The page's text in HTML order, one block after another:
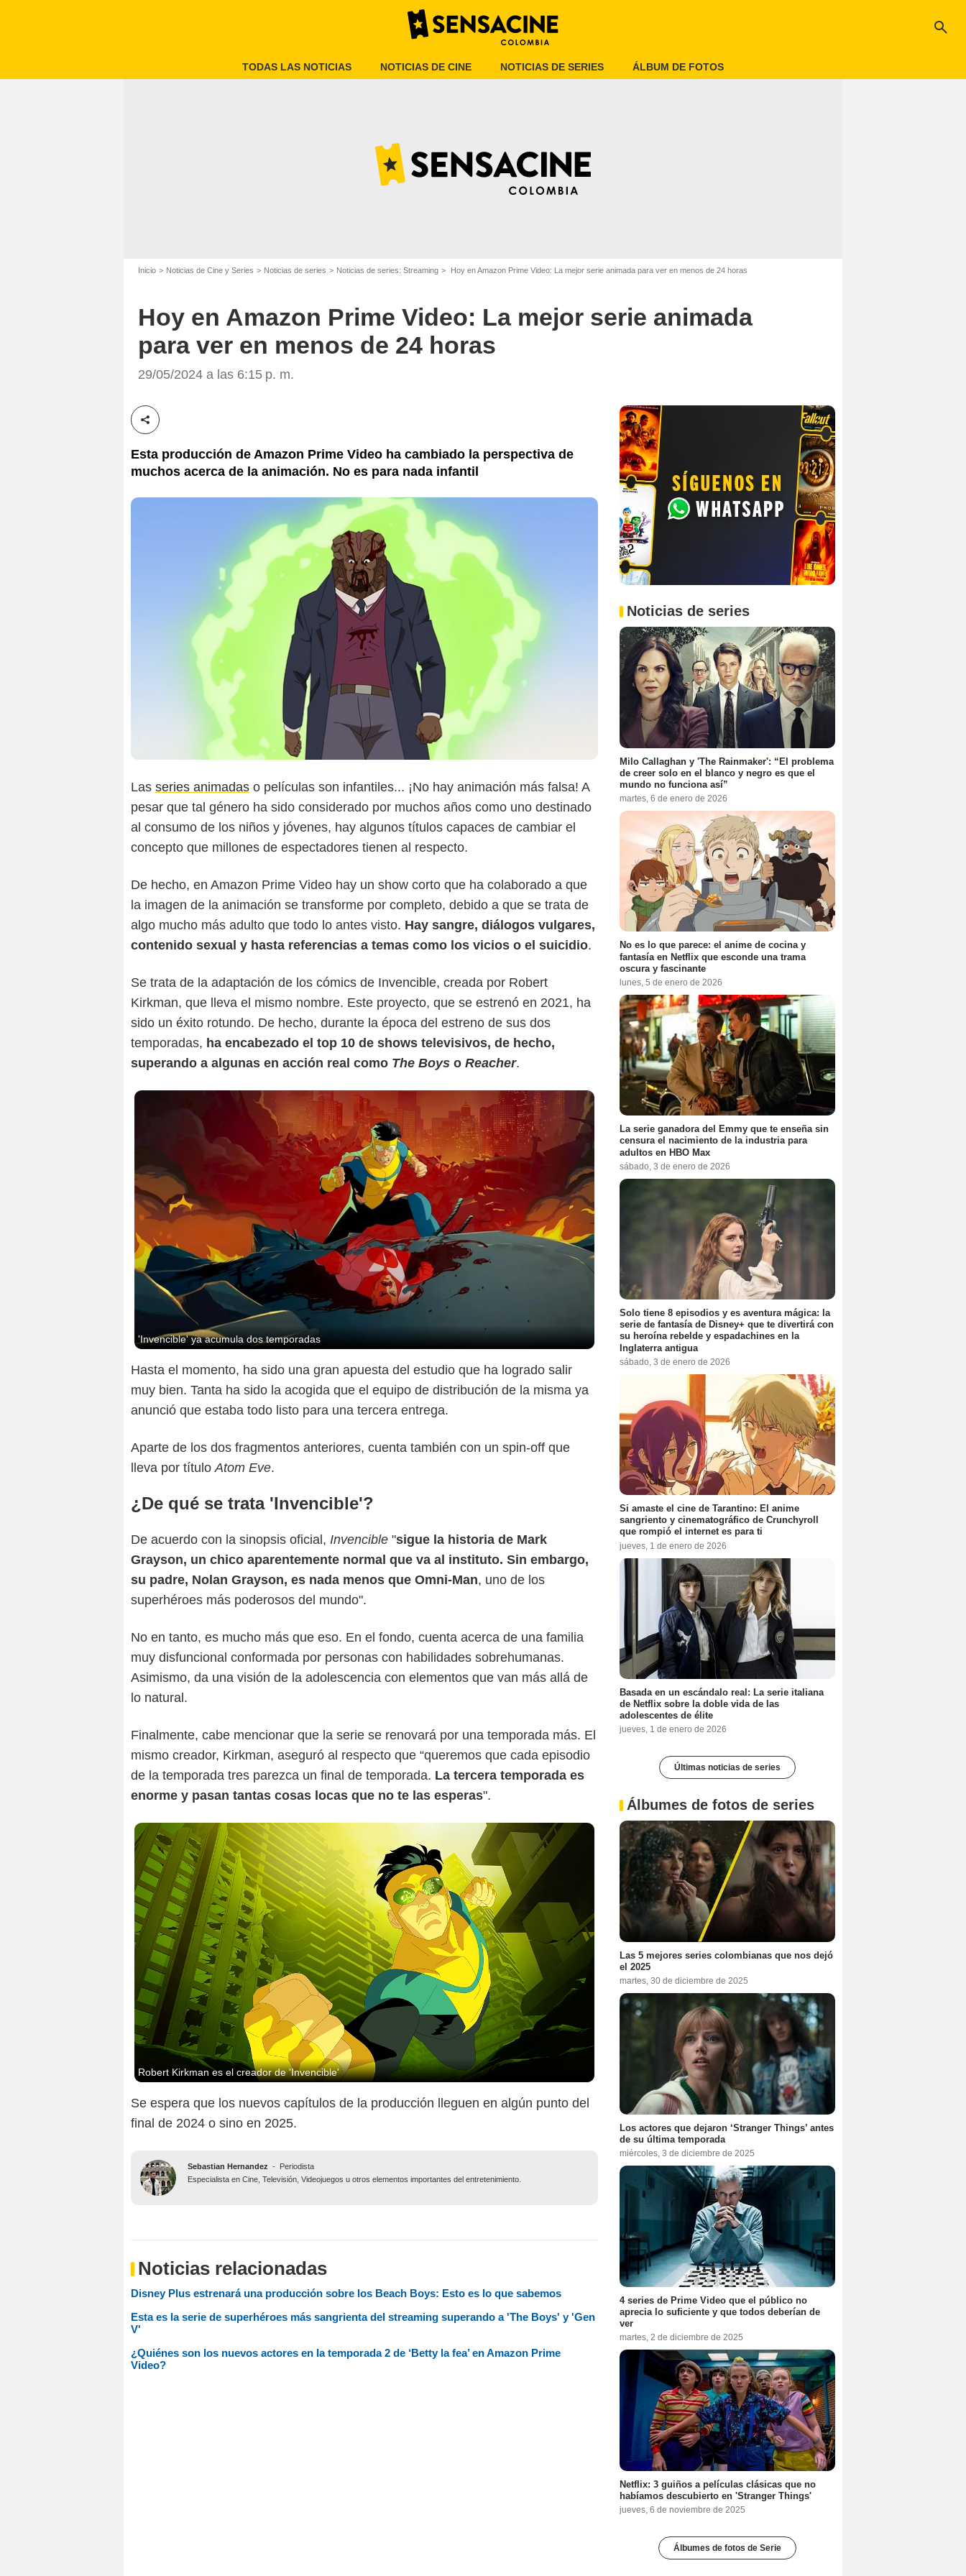
search
TODAS LAS NOTICIAS NOTICIAS DE CINE NOTICIAS DE SERIES ÁLBUM DE FOTOS
Inicio Noticias de Cine y Series Noticias de series Noticias de series: Streaming Hoy en Amazon Prime Video: La mejor serie animada para ver en menos de 24 horas
Hoy en Amazon Prime Video: La mejor serie animada
para ver en menos de 24 horas
29/05/2024 a las 6:15 p. m.
Compartir esta noticia
Esta producción de Amazon Prime Video ha cambiado la perspectiva de
muchos acerca de la animación. No es para nada infantil
Las series animadas o películas son infantiles... ¡No hay animación más falsa! A
pesar que tal género ha sido considerado por muchos años como uno destinado
al consumo de los niños y jóvenes, hay algunos títulos capaces de cambiar el
concepto que millones de espectadores tienen al respecto.
De hecho, en Amazon Prime Video hay un show corto que ha colaborado a que
la imagen de la animación se transforme por completo, debido a que se trata de
algo mucho más adulto que todo lo antes visto. Hay sangre, diálogos vulgares,
contenido sexual y hasta referencias a temas como los vicios o el suicidio.
Se trata de la adaptación de los cómics de Invencible, creada por Robert
Kirkman, que lleva el mismo nombre. Este proyecto, que se estrenó en 2021, ha
sido un éxito rotundo. De hecho, durante la época del estreno de sus dos
temporadas, ha encabezado el top 10 de shows televisivos, de hecho,
superando a algunas en acción real como The Boys o Reacher.
'Invencible' ya acumula dos temporadas
Hasta el momento, ha sido una gran apuesta del estudio que ha logrado salir
muy bien. Tanta ha sido la acogida que el equipo de distribución de la misma ya
anunció que estaba todo listo para una tercera entrega.
Aparte de los dos fragmentos anteriores, cuenta también con un spin-off que
lleva por títuloAtom Eve.
¿De qué se trata 'Invencible'?
De acuerdo con la sinopsis oficial, Invencible "sigue la historia de Mark
Grayson, un chico aparentemente normal que va al instituto. Sin embargo,
su padre, Nolan Grayson, es nada menos que Omni-Man, uno de los
superhéroes más poderosos del mundo".
No en tanto, es mucho más que eso. En el fondo, cuenta acerca de una familia
muy disfuncional conformada por personas con habilidades sobrehumanas.
Asimismo, da una visión de la adolescencia con elementos que van más allá de
lo natural.
Finalmente, cabe mencionar que la serie se renovará por una temporada más. El
mismo creador, Kirkman, aseguró al respecto que “queremos que cada episodio
de la temporada tres parezca un final de temporada. La tercera temporada es
enorme y pasan tantas cosas locas que no te las esperas".
Robert Kirkman es el creador de 'Invencible'
Se espera que los nuevos capítulos de la producción lleguen en algún punto del
final de 2024 o sino en 2025.
Sebastian Hernandez - Periodista
Especialista en Cine, Televisión, Videojuegos u otros elementos importantes del entretenimiento.
Noticias relacionadas
Disney Plus estrenará una producción sobre los Beach Boys: Esto es lo que sabemos
Esta es la serie de superhéroes más sangrienta del streaming superando a 'The Boys' y 'Gen
V'
¿Quiénes son los nuevos actores en la temporada 2 de ‘Betty la fea’ en Amazon Prime
Video?
Noticias de series
Milo Callaghan y 'The Rainmaker': “El problema
de creer solo en el blanco y negro es que el
mundo no funciona así”
martes, 6 de enero de 2026
No es lo que parece: el anime de cocina y
fantasía en Netflix que esconde una trama
oscura y fascinante
lunes, 5 de enero de 2026
La serie ganadora del Emmy que te enseña sin
censura el nacimiento de la industria para
adultos en HBO Max
sábado, 3 de enero de 2026
Solo tiene 8 episodios y es aventura mágica: la
serie de fantasía de Disney+ que te divertirá con
su heroína rebelde y espadachines en la
Inglaterra antigua
sábado, 3 de enero de 2026
Si amaste el cine de Tarantino: El anime
sangriento y cinematográfico de Crunchyroll
que rompió el internet es para ti
jueves, 1 de enero de 2026
Basada en un escándalo real: La serie italiana
de Netflix sobre la doble vida de las
adolescentes de élite
jueves, 1 de enero de 2026
Últimas noticias de series
Álbumes de fotos de series
Las 5 mejores series colombianas que nos dejó
el 2025
martes, 30 de diciembre de 2025
Los actores que dejaron ‘Stranger Things’ antes
de su última temporada
miércoles, 3 de diciembre de 2025
4 series de Prime Video que el público no
aprecia lo suficiente y que todos deberían de
ver
martes, 2 de diciembre de 2025
Netflix: 3 guiños a películas clásicas que no
habíamos descubierto en 'Stranger Things'
jueves, 6 de noviembre de 2025
Álbumes de fotos de Serie